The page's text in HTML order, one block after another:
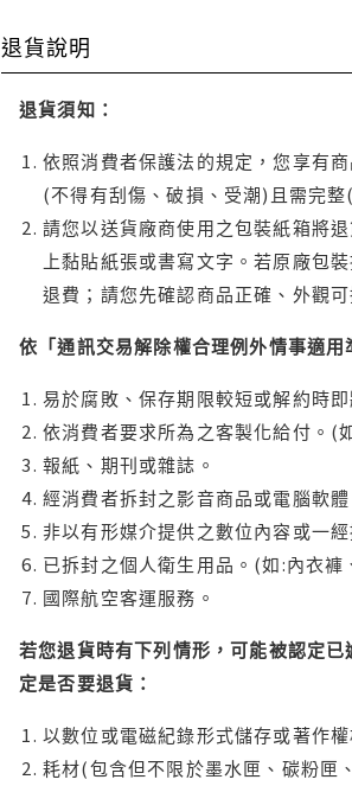
退貨說明
退貨須知：
依照消費者保護法的規定，您享有
(不得有刮傷、破損、受潮)且需完
請您以送貨廠商使用之包裝紙箱將
上黏貼紙張或書寫文字。若原廠包
退費；請您先確認商品正確、外觀
依「通訊交易解除權合理例外情事適
易於腐敗、保存期限較短或解約時
依消費者要求所為之客製化給付。(
報紙、期刊或雜誌。
經消費者拆封之影音商品或電腦軟體
非以有形媒介提供之數位內容或一
已拆封之個人衛生用品。(如:內衣
國際航空客運服務。
若您退貨時有下列情形，可能被認定
定是否要退貨：
以數位或電磁紀錄形式儲存或著作
耗材(包含但不限於墨水匣、碳粉匣